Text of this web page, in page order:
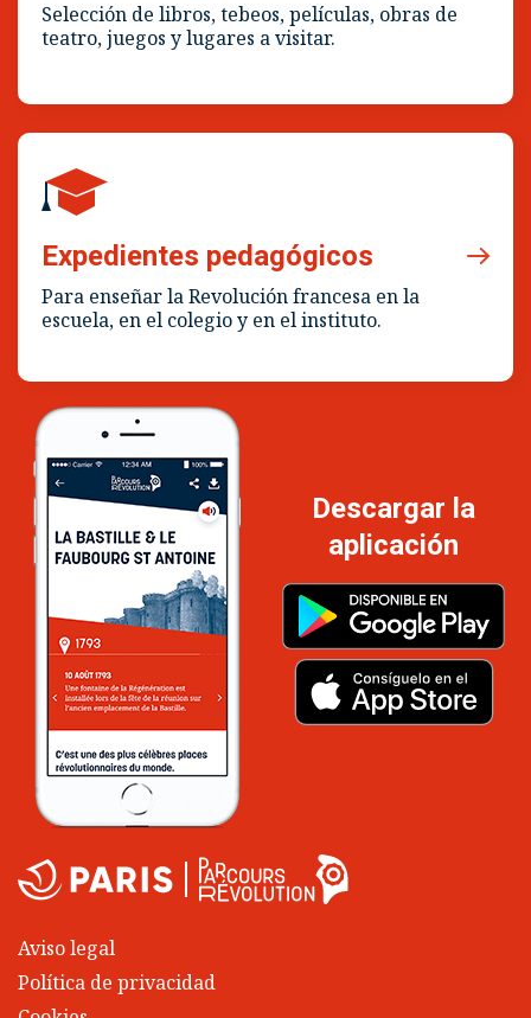
Selección de libros, tebeos, películas, obras de
teatro, juegos y lugares a visitar.
Expedientes pedagógicos
Para enseñar la Revolución francesa en la
escuela, en el colegio y en el instituto.
Descargar la
aplicación
Aviso legal
Política de privacidad